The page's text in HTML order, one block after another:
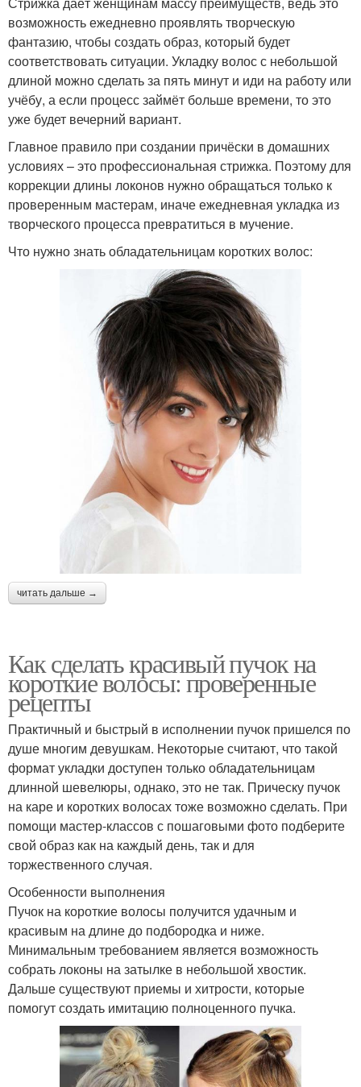
возможность ежедневно проявлять творческую
фантазию, чтобы создать образ, который будет
соответствовать ситуации. Укладку волос с небольшой
длиной можно сделать за пять минут и иди на работу или
учёбу, а если процесс займёт больше времени, то это
уже будет вечерний вариант.
Главное правило при создании причёски в домашних
условиях – это профессиональная стрижка. Поэтому для
коррекции длины локонов нужно обращаться только к
проверенным мастерам, иначе ежедневная укладка из
творческого процесса превратиться в мучение.
Что нужно знать обладательницам коротких волос:
читать дальше →
Как сделать красивый пучок на
короткие волосы: проверенные
рецепты
Практичный и быстрый в исполнении пучок пришелся по
душе многим девушкам. Некоторые считают, что такой
формат укладки доступен только обладательницам
длинной шевелюры, однако, это не так. Прическу пучок
на каре и коротких волосах тоже возможно сделать. При
помощи мастер-классов с пошаговыми фото подберите
свой образ как на каждый день, так и для
торжественного случая.
Особенности выполнения
Пучок на короткие волосы получится удачным и
красивым на длине до подбородка и ниже.
Минимальным требованием является возможность
собрать локоны на затылке в небольшой хвостик.
Дальше существуют приемы и хитрости, которые
помогут создать имитацию полноценного пучка.